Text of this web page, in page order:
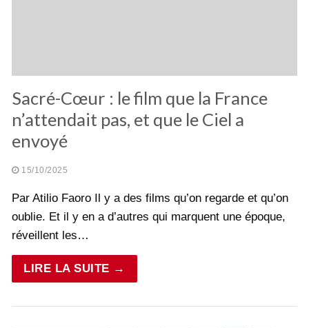
Sacré-Cœur : le film que la France
n’attendait pas, et que le Ciel a
envoyé
15/10/2025
Par Atilio Faoro Il y a des films qu’on regarde et qu’on
oublie. Et il y en a d’autres qui marquent une époque,
réveillent les…
LIRE LA SUITE →